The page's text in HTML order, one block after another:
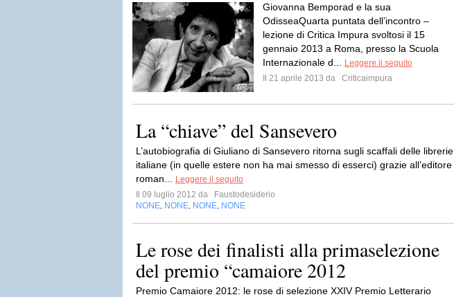
Giovanna Bemporad e la sua
OdisseaQuarta puntata dell’incontro –
lezione di Critica Impura svoltosi il 15
gennaio 2013 a Roma, presso la Scuola
Internazionale d...
Leggere il seguito
Il 21 aprile 2013 da
Criticaimpura
La “chiave” del Sansevero
L’autobiografia di Giuliano di Sansevero ritorna sugli scaffali delle librerie
italiane (in quelle estere non ha mai smesso di esserci) grazie all’editore
roman...
Leggere il seguito
Il 09 luglio 2012 da
Faustodesiderio
NONE NONE NONE NONE
Le rose dei finalisti alla primaselezione
del premio “camaiore 2012
Premio Camaiore 2012: le rose di selezione XXIV Premio Letterario